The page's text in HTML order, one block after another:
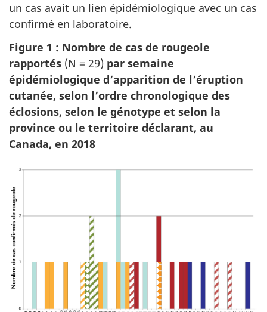
un cas avait un lien épidémiologique avec un cas
confirmé en laboratoire.
Figure 1 : Nombre de cas de rougeole
rapportés (N = 29) par semaine
épidémiologique d’apparition de l’éruption
cutanée, selon l’ordre chronologique des
éclosions, selon le génotype et selon la
province ou le territoire déclarant, au
Canada, en 2018